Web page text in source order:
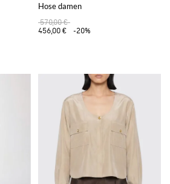
Hose damen
570,00 €
456,00 €
-20%